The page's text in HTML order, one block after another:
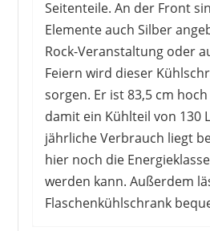
Seitenteile. An der Front
Elemente auch Silber
Rock-Veranstaltung oder
Feiern wird dieser
sorgen. Er ist 83,5 cm
damit ein Kühlteil von 130
jährliche Verbrauch liegt
hier noch die
werden kann. Außerdem
Flaschenkühlschrank